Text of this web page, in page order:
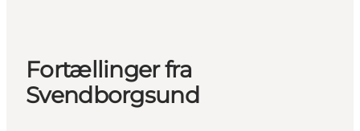
Fortællinger fra
Svendborgsund